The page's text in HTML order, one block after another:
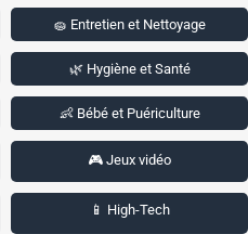
🧽 Entretien et Nettoyage
🌿 Hygiène et Santé
👶 Bébé et Puériculture
🎮 Jeux vidéo
📱 High-Tech